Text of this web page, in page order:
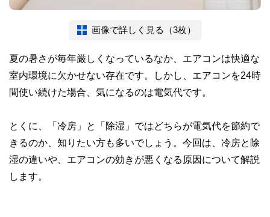
画像で詳しく見る（3枚）
夏の暑さが毎年厳しくなっているなか、エアコンは快適な
室内環境に欠かせない存在です。しかし、エアコンを24時
間使い続けた場合、気になるのは電気代です。
とくに、「冷房」と「除湿」ではどちらが電気代を節約で
きるのか、知りたい方も多いでしょう。今回は、冷房と除
湿の違いや、エアコンの効きが悪くなる原因について解説
します。